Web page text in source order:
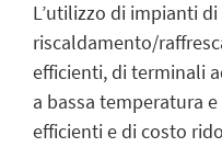
L’utilizzo di impianti di
riscaldamento/
efficienti, di terminali
a bassa temperatura
efficienti e di costo